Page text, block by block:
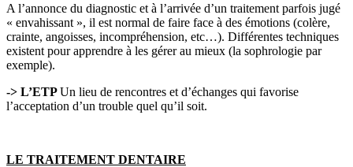
A l’annonce du diagnostic et à l’arrivée d’un traitement parfois jugé
« envahissant », il est normal de faire face à des émotions (colère,
crainte, angoisses, incompréhension, etc…). Différentes techniques
existent pour apprendre à les gérer au mieux (la sophrologie par
exemple).
-> L’ETPUn lieu de rencontres et d’échanges qui favorise
l’acceptation d’un trouble quel qu’il soit.
LE TRAITEMENT DENTAIRE